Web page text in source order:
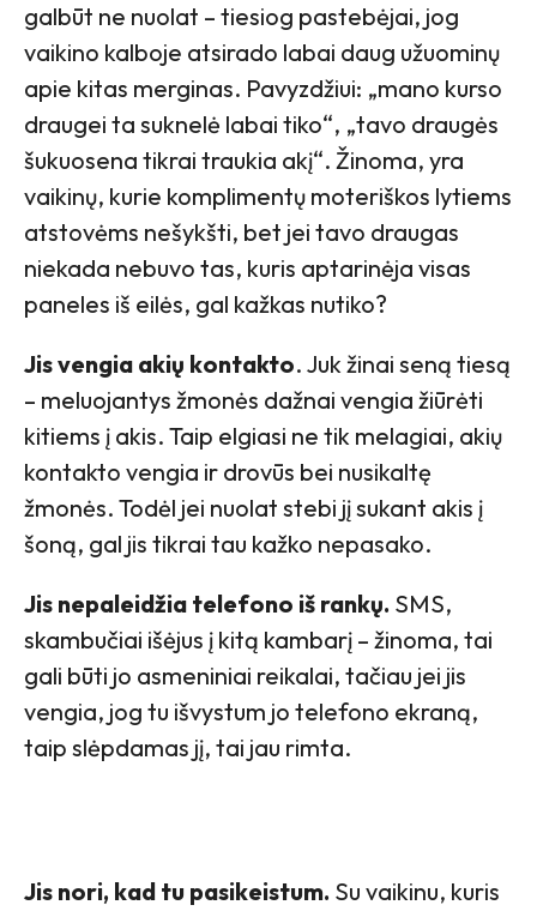
galbūt ne nuolat – tiesiog pastebėjai, jog
vaikino kalboje atsirado labai daug užuominų
apie kitas merginas. Pavyzdžiui: „mano kurso
draugei ta suknelė labai tiko“, „tavo draugės
šukuosena tikrai traukia akį“. Žinoma, yra
vaikinų, kurie komplimentų moteriškos lytiems
atstovėms nešykšti, bet jei tavo draugas
niekada nebuvo tas, kuris aptarinėja visas
paneles iš eilės, gal kažkas nutiko?
Jis vengia akių kontakto. Juk žinai seną tiesą
– meluojantys žmonės dažnai vengia žiūrėti
kitiems į akis. Taip elgiasi ne tik melagiai, akių
kontakto vengia ir drovūs bei nusikaltę
žmonės. Todėl jei nuolat stebi jį sukant akis į
šoną, gal jis tikrai tau kažko nepasako.
Jis nepaleidžia telefono iš rankų. SMS,
skambučiai išėjus į kitą kambarį – žinoma, tai
gali būti jo asmeniniai reikalai, tačiau jei jis
vengia, jog tu išvystum jo telefono ekraną,
taip slėpdamas jį, tai jau rimta.
Jis nori, kad tu pasikeistum. Su vaikinu, kuris